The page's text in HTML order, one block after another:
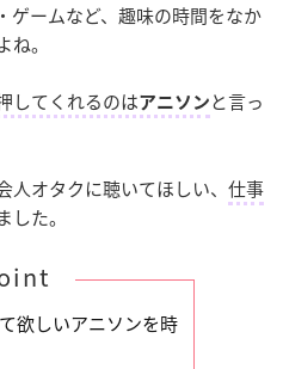
ゲームなど、趣味の時間をなか
。
してくれるのはアニソン と言っ
オタクに聴いてほしい、 仕事
した。
欲しいアニソンを時